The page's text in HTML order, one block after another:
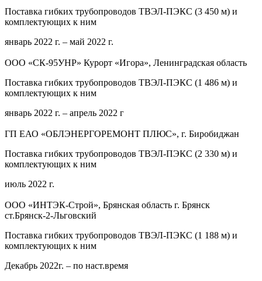
Поставка гибких трубопроводов ТВЭЛ-ПЭКС (3 450 м) и
комплектующих к ним
январь 2022 г. – май 2022 г.
ООО «СК-95УНР» Курорт «Игора», Ленинградская область
Поставка гибких трубопроводов ТВЭЛ-ПЭКС (1 486 м) и
комплектующих к ним
январь 2022 г. – апрель 2022 г
ГП ЕАО «ОБЛЭНЕРГОРЕМОНТ ПЛЮС», г. Биробиджан
Поставка гибких трубопроводов ТВЭЛ-ПЭКС (2 330 м) и
комплектующих к ним
июль 2022 г.
ООО «ИНТЭК-Строй», Брянская область г. Брянск
ст.Брянск-2-Льговский
Поставка гибких трубопроводов ТВЭЛ-ПЭКС (1 188 м) и
комплектующих к ним
Декабрь 2022г. – по наст.время